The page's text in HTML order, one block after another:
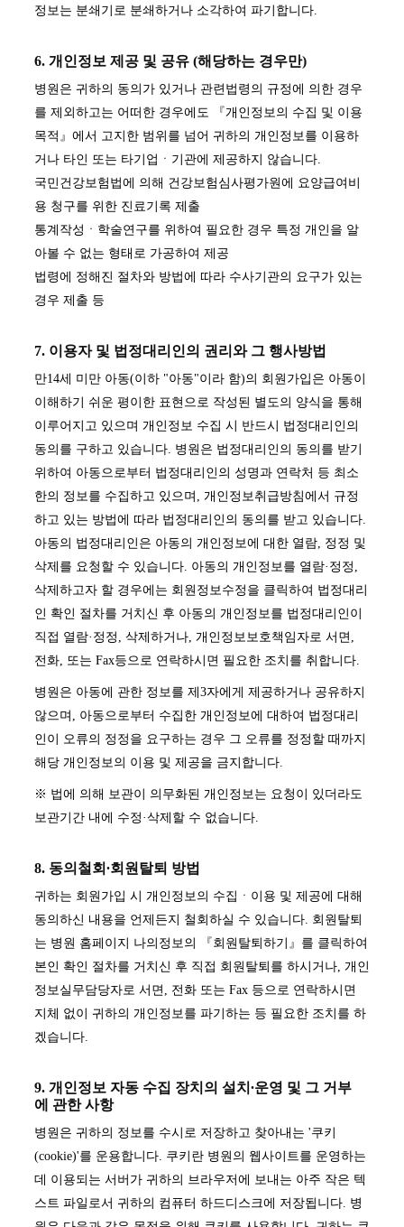
정보는 분쇄기로 분쇄하거나 소각하여 파기합니다.
6. 개인정보 제공 및 공유 (해당하는 경우만)
병원은 귀하의 동의가 있거나 관련법령의 규정에 의한 경우
를 제외하고는 어떠한 경우에도 『개인정보의 수집 및 이용
목적』에서 고지한 범위를 넘어 귀하의 개인정보를 이용하
거나 타인 또는 타기업ㆍ기관에 제공하지 않습니다.
국민건강보험법에 의해 건강보험심사평가원에 요양급여비
용 청구를 위한 진료기록 제출
통계작성ㆍ학술연구를 위하여 필요한 경우 특정 개인을 알
아볼 수 없는 형태로 가공하여 제공
법령에 정해진 절차와 방법에 따라 수사기관의 요구가 있는
경우 제출 등
7. 이용자 및 법정대리인의 권리와 그 행사방법
만14세 미만 아동(이하 "아동"이라 함)의 회원가입은 아동이
이해하기 쉬운 평이한 표현으로 작성된 별도의 양식을 통해
이루어지고 있으며 개인정보 수집 시 반드시 법정대리인의
동의를 구하고 있습니다. 병원은 법정대리인의 동의를 받기
위하여 아동으로부터 법정대리인의 성명과 연락처 등 최소
한의 정보를 수집하고 있으며, 개인정보취급방침에서 규정
하고 있는 방법에 따라 법정대리인의 동의를 받고 있습니다.
아동의 법정대리인은 아동의 개인정보에 대한 열람, 정정 및
삭제를 요청할 수 있습니다. 아동의 개인정보를 열람·정정,
삭제하고자 할 경우에는 회원정보수정을 클릭하여 법정대리
인 확인 절차를 거치신 후 아동의 개인정보를 법정대리인이
직접 열람·정정, 삭제하거나, 개인정보보호책임자로 서면,
전화, 또는 Fax등으로 연락하시면 필요한 조치를 취합니다.
병원은 아동에 관한 정보를 제3자에게 제공하거나 공유하지
않으며, 아동으로부터 수집한 개인정보에 대하여 법정대리
인이 오류의 정정을 요구하는 경우 그 오류를 정정할 때까지
해당 개인정보의 이용 및 제공을 금지합니다.
※ 법에 의해 보관이 의무화된 개인정보는 요청이 있더라도
보관기간 내에 수정·삭제할 수 없습니다.
8. 동의철회∙회원탈퇴 방법
귀하는 회원가입 시 개인정보의 수집ㆍ이용 및 제공에 대해
동의하신 내용을 언제든지 철회하실 수 있습니다. 회원탈퇴
는 병원 홈페이지 나의정보의 『회원탈퇴하기』를 클릭하여
본인 확인 절차를 거치신 후 직접 회원탈퇴를 하시거나, 개인
정보실무담당자로 서면, 전화 또는 Fax 등으로 연락하시면
지체 없이 귀하의 개인정보를 파기하는 등 필요한 조치를 하
겠습니다.
9. 개인정보 자동 수집 장치의 설치∙운영 및 그 거부
에 관한 사항
병원은 귀하의 정보를 수시로 저장하고 찾아내는 '쿠키
(cookie)'를 운용합니다. 쿠키란 병원의 웹사이트를 운영하는
데 이용되는 서버가 귀하의 브라우저에 보내는 아주 작은 텍
스트 파일로서 귀하의 컴퓨터 하드디스크에 저장됩니다. 병